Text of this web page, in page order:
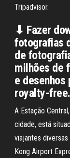
Tripadvisor.
⬇ Fazer
fotografias
de
milhões de
e desenhos
royalty-free.
A Estação
cidade, está
viajantes
Kong Airport